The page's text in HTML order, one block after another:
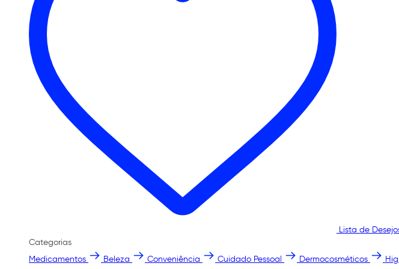
Lista de
Categorias
Medicamentos
Beleza Conveniência Cuidado Pessoal Dermocosméticos